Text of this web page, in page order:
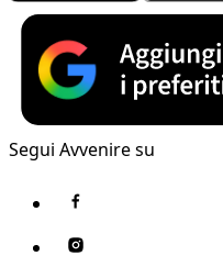
Segui Avvenire su